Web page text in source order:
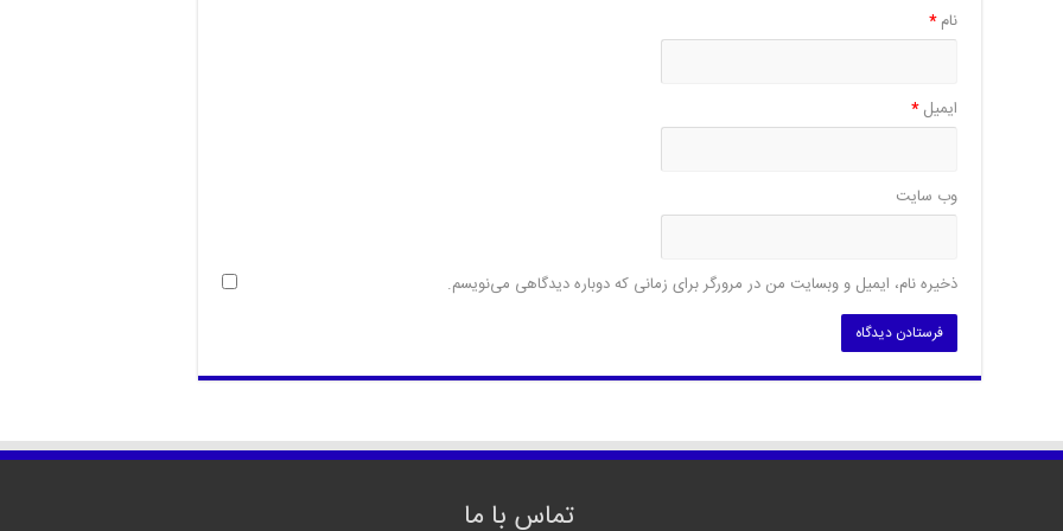
نام*
ایمیل*
وب‌ سایت
ذخیره نام، ایمیل و وبسایت من در مرورگر برای زمانی که دوباره دیدگاهی می‌نویسم.
تماس با ما